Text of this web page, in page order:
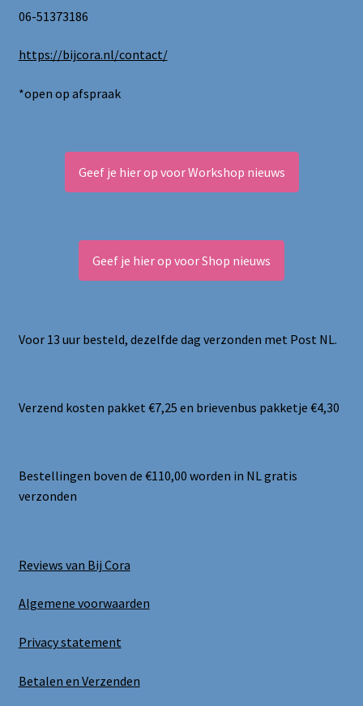
06-51373186
https://bijcora.nl/contact/
*open op afspraak
Geef je hier op voor Workshop nieuws
Geef je hier op voor Shop nieuws
Voor 13 uur besteld, dezelfde dag verzonden met Post NL.
Verzend kosten pakket €7,25 en brievenbus pakketje €4,30
Bestellingen boven de €110,00 worden in NL gratis
verzonden
Reviews van Bij Cora
Algemene voorwaarden
Privacy statement
Betalen en Verzenden